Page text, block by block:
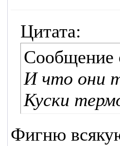
Цитата:
Сообщение
И что они
Куски
Фигню